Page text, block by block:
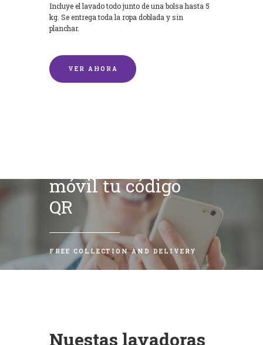
Incluye el lavado todo junto de una bolsa hasta 5
kg. Se entrega toda la ropa doblada y sin
planchar.
VER AHORA
móvil tu código
QR
FREE COLLECTION AND DELIVERY
Nuestas lavadoras